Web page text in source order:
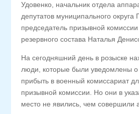
Удовенко, начальник отдела
депутатов муниципального округа
председатель призывной
резервного состава Наталья
На сегодняшний день в розыске
люди, которые были уведомлены о
прибыть в военный комиссариат
призывной комиссии. Но они в
место не явились, чем совершили